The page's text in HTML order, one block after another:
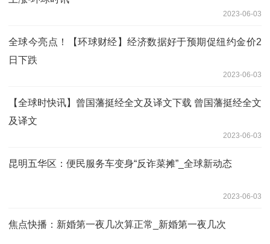
2023-06-03
全球今亮点！【环球财经】经济数据好于预期促纽约金价2
日下跌
2023-06-03
【全球时快讯】曾国藩挺经全文及译文下载 曾国藩挺经全文
及译文
2023-06-03
昆明五华区：便民服务车变身“反诈菜摊”_全球新动态
2023-06-03
焦点快播：新婚第一夜几次算正常_新婚第一夜几次